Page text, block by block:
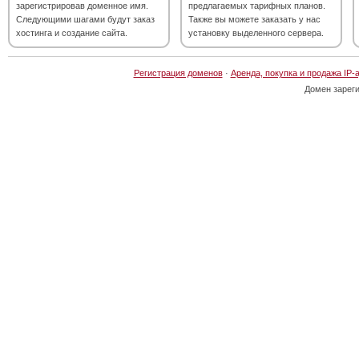
зарегистрировав доменное имя.
Следующими шагами будут заказ
хостинга и создание сайта.
предлагаемых тарифных планов.
Также вы можете заказать у нас
установку выделенного сервера.
Регистрация доменов· Аренда, покупка и продажа IP-
Домен